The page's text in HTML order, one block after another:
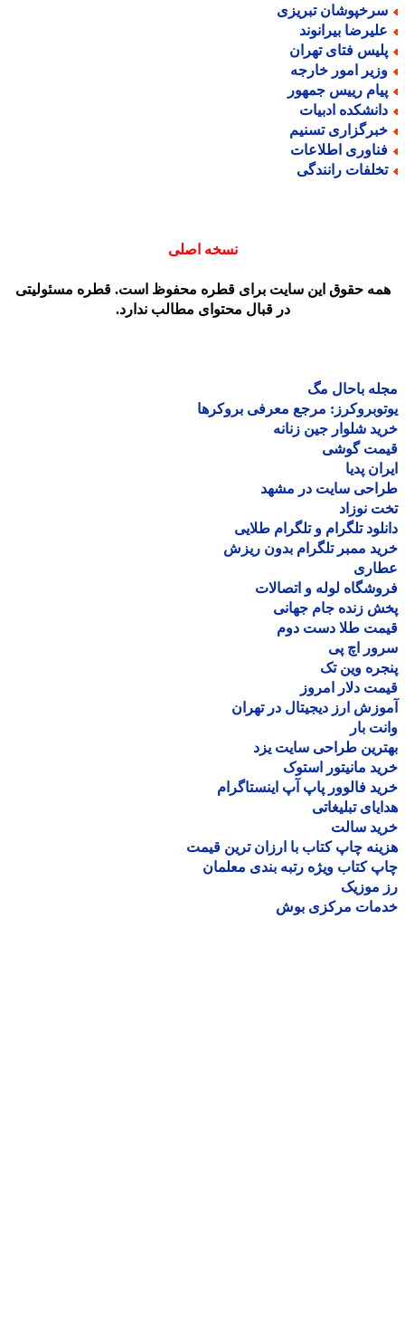
تبریزی
بیرانوند
فتای تهران
امور خارجه
رییس جمهور
ادبیات
تسنیم
اطلاعات
رانندگی
نسخه اصلی
حقوق این سایت برای قطره محفوظ است. قطره مسئولیتی
در قبال محتوای مطالب ندارد.
باحال مگ
مرجع معرفی بروکرها
شلوار جین زنانه
گوشی
پدیا
سایت در مشهد
نوزاد
تلگرام و تلگرام طلایی
ممبر تلگرام بدون ریزش
لوله و اتصالات
زنده جام جهانی
طلا دست دوم
اچ پی
وین تک
دلار امروز
ارز دیجیتال در تهران
بار
طراحی سایت یزد
مانیتور استوک
فالوور پاپ آپ اینستاگرام
تبلیغاتی
سالت
چاپ کتاب با ارزان ترین قیمت
کتاب ویژه رتبه بندی معلمان
موزیک
مرکزی بوش